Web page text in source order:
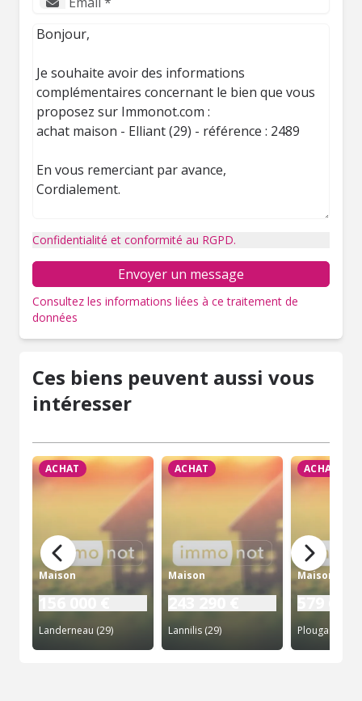
Confidentialité et conformité au RGPD.
Envoyer un message
Consultez les informations liées à ce traitement de
données
Ces biens peuvent aussi vous
intéresser
ACHAT
Maison
156 000 €
Landerneau (29)
ACHAT
Maison
243 290 €
Lannilis (29)
ACHAT
Maison
579 600
Plougastel-